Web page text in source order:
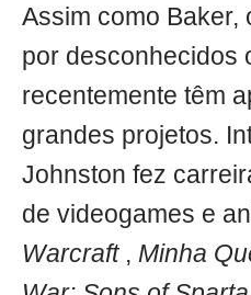
Assim como Baker,
por desconhecidos
recentemente têm
grandes projetos.
Johnston fez
de videogames e
Warcraft , Minha